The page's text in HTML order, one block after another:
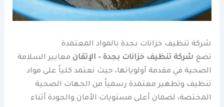
شركة تنظيف خزانات بجدة بالمواد المعتمدة
تضع شركة تنظيف خزانات بجدة – الإتقان معايير السلامة
الصحية في مقدمة أولوياتها، حيث نعتمد كلياً على مواد
تنظيف وتطهير معتمدة رسمياً من الجهات الصحية
المختصة، لضمان أعلى مستويات الأمان والجودة أثناء